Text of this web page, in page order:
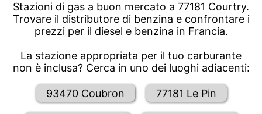
Stazioni di gas a buon mercato a 77181 Courtry.
Trovare il distributore di benzina e confrontare i
prezzi per il diesel e benzina in Francia.
La stazione appropriata per il tuo carburante
non è inclusa? Cerca in uno dei luoghi adiacenti:
93470 Coubron 77181 Le Pin